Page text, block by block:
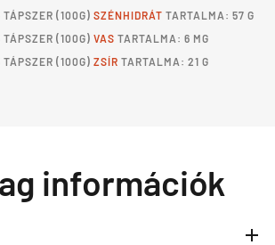
(100G) SZÉNHIDRÁT TARTALMA: 57 G
(100G) VAS TARTALMA: 6 MG
(100G) ZSÍR TARTALMA: 21 G
információk